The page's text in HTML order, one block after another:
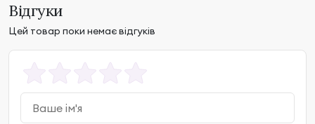
Відгуки
Цей товар поки немає відгуків